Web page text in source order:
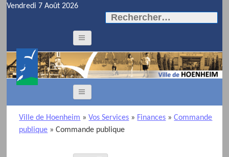
Vendredi 7 Août 2026
Rechercher :
Ville de Hoenheim »Vos Services » Finances »Commande
publique »Commande publique